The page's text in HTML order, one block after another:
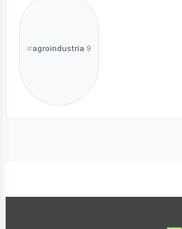
agroindustria 9